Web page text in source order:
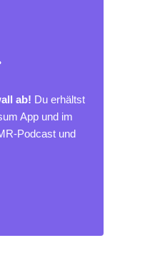
ab! Du erhältst
App und im
Podcast und